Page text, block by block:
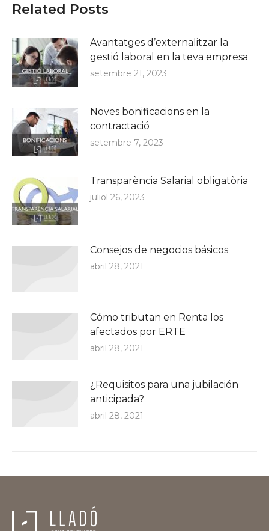
Related Posts
Avantatges d’externalitzar la
gestió laboral en la teva empresa
setembre 21, 2023
Noves bonificacions en la
contractació
setembre 7, 2023
Transparència Salarial obligatòria
juliol 26, 2023
Consejos de negocios básicos
abril 28, 2021
Cómo tributan en Renta los
afectados por ERTE
abril 28, 2021
¿Requisitos para una jubilación
anticipada?
abril 28, 2021